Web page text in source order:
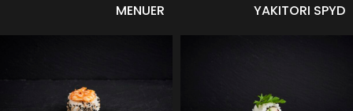
MENUER YAKITORI SPYD